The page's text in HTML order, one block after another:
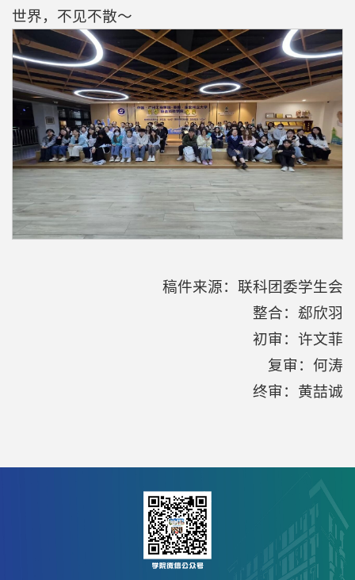
世界，不见不散～
稿件来源：联科团委学生会
整合：郄欣羽
初审：许文菲
复审：何涛
终审：黄喆诚